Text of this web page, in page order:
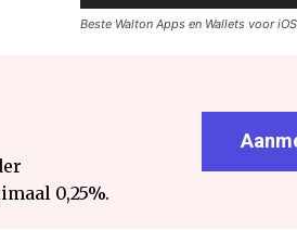
Beste Walton Apps en Wallets voor
0,25%.